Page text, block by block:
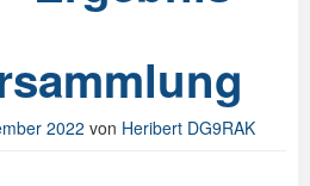
2022 von Heribert DG9RAK